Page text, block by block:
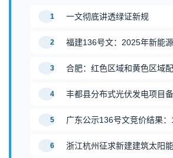
1 一文彻底讲透绿证新规
2
3
4 丰都县分布式光伏发电项目
5
6